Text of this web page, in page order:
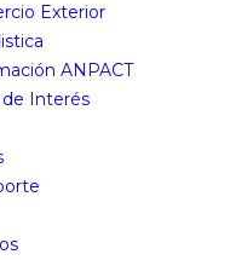
Exterior
ANPACT
de Interés